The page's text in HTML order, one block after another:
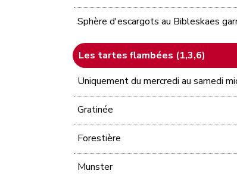
Sphère d'escargots au Bibleskaes
Les tartes flambées (1,3,6)
Uniquement du mercredi au samedi
Gratinée
Forestière
Munster